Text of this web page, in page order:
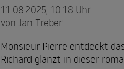
11.08.2025, 10.18 Uhr
von Jan Treber
Monsieur Pierre entdeckt
Richard glänzt in dieser